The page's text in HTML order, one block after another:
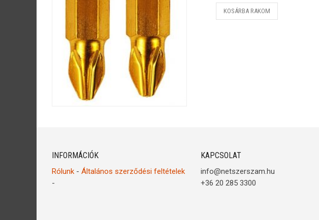
KOSÁRBA RAKOM
INFORMÁCIÓK
Rólunk - Általános szerződési feltételek
-
KAPCSOLAT
info@netszerszam.hu
+36 20 285 3300